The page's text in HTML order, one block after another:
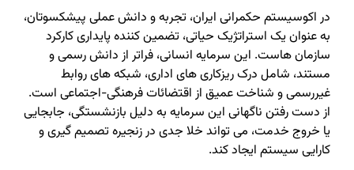
در اکوسیستم حکمرانی ایران، تجربه و دانش عملی پیشکسوتان،
به عنوان یک استراتژیک حیاتی، تضمین کننده پایداری کارکرد
سازمان هاست. این سرمایه انسانی، فراتر از دانش رسمی و
مستند، شامل درک ریزکاری های اداری، شبکه های روابط
غیررسمی و شناخت عمیق از اقتضائات فرهنگی-اجتماعی است.
از دست رفتن ناگهانی این سرمایه به دلیل بازنشستگی، جابجایی
یا خروج خدمت، می تواند خلا جدی در زنجیره تصمیم گیری و
کارایی سیستم ایجاد کند.